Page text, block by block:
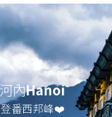
內Hanoi
番西邦峰❤️